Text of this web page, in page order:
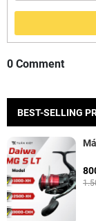
0 Comment
BEST-SELLING